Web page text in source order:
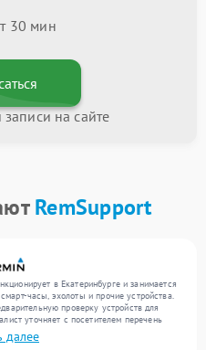
30 мин
на сайте
RemSupport
в Екатеринбурге и занимается
часы, эхолоты и прочие устройства.
проверку устройств для
уточняет с посетителем перечень
инженеры реализуют восстановление
По завершении работ их качество
далее